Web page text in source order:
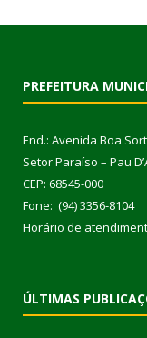
PREFEITURA
End.: Avenida Boa
Setor Paraíso – Pau
CEP: 68545-000
Fone: (94) 3356-8104
Horário de
ÚLTIMAS